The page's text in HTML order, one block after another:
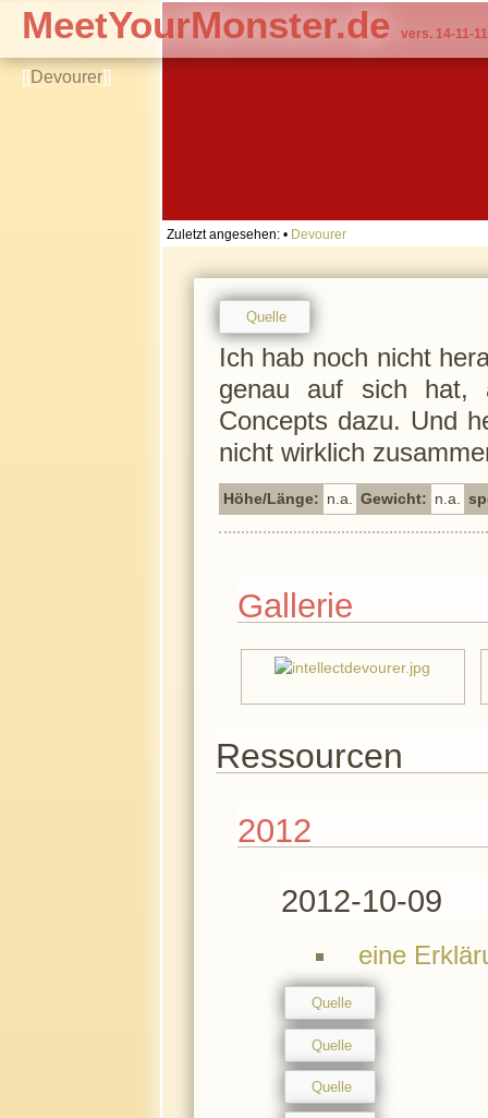
[[Devourer]]
MeetYourMonster.de vers. 14-11-11
Zuletzt angesehen: • Devourer
Quelle
Ich hab noch nicht
genau auf sich hat,
Concepts dazu. Und
nicht wirklich
Höhe/Länge: n.a. Gewicht: n.a.
Gallerie
Ressourcen
2012
2012-10-09
eine
Quelle
Quelle
Quelle